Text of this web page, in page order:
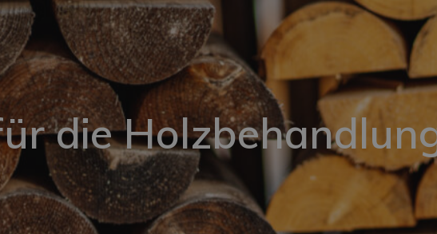
und Fundamente
Holzqualitäten
oder industrielle Trocknung
für die Holzbehandlung
Nederlands
Français
die